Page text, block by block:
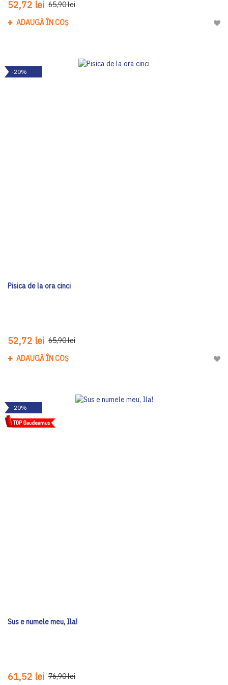
52,72 lei 65,90 lei
ADAUGĂ ÎN COȘ
-20%
Pisica de la ora cinci
52,72 lei 65,90 lei
ADAUGĂ ÎN COȘ
-20%
Sus e numele meu, Ila!
61,52 lei 76,90 lei